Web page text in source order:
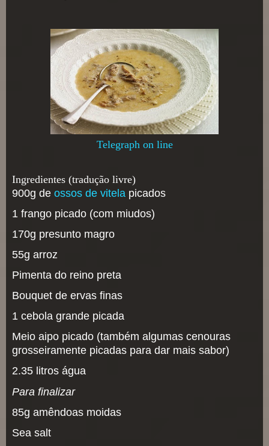
Telegraph on line
Ingredientes (tradução livre)
900g de ossos de vitela picados
1 frango picado (com miudos)
170g presunto magro
55g arroz
Pimenta do reino preta
Bouquet de ervas finas
1 cebola grande picada
Meio aipo picado (também algumas cenouras
grosseiramente picadas para dar mais sabor)
2.35 litros água
Para finalizar
85g amêndoas moidas
Sea salt